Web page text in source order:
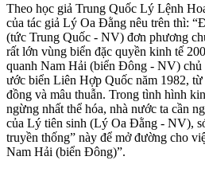
Theo học giả Trung Quốc Lý Lệnh
của tác giả Lý Oa Đằng nêu trên thì:
(tức Trung Quốc - NV) đơn phương
rất lớn vùng biển đặc quyền kinh tế
quanh Nam Hải (biển Đông - NV) chủ
ước biển Liên Hợp Quốc năm 1982,
đồng và mâu thuẫn. Trong tình hình
ngừng nhất thể hóa, nhà nước ta cần
của Lý tiên sinh (Lý Oa Đằng - NV),
truyền thống” này để mở đường cho
Nam Hải (biển Đông)”.